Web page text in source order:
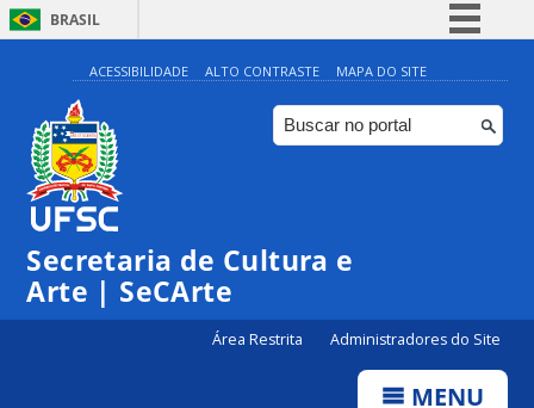
BRASIL
Simplifique!
Comunica BR
Participe
ACESSIBILIDADE ALTO CONTRASTE MAPA DO SITE
Secretaria de Cultura e
Arte | SeCArte
Área Restrita Administradores do Site
MENU
0:00
1:00